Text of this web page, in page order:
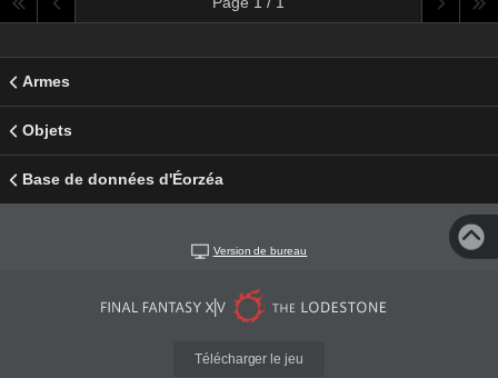
Armes
Objets
Base de données d'Éorzéa
Version de bureau
Télécharger le jeu